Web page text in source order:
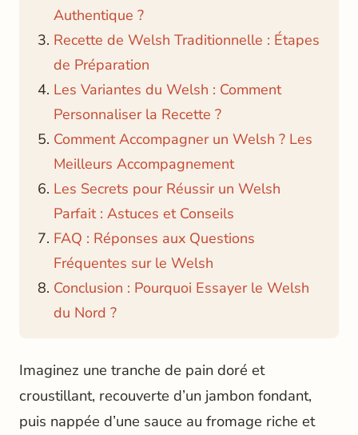
Authentique ?
Recette de Welsh Traditionnelle : Étapes
de Préparation
Les Variantes du Welsh : Comment
Personnaliser la Recette ?
Comment Accompagner un Welsh ? Les
Meilleurs Accompagnement
Les Secrets pour Réussir un Welsh
Parfait : Astuces et Conseils
FAQ : Réponses aux Questions
Fréquentes sur le Welsh
Conclusion : Pourquoi Essayer le Welsh
du Nord ?
Imaginez une tranche de pain doré et
croustillant, recouverte d’un jambon fondant,
puis nappée d’une sauce au fromage riche et